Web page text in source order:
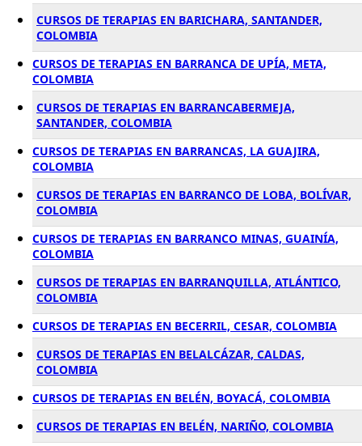
CURSOS DE TERAPIAS EN BARICHARA, SANTANDER,
COLOMBIA
CURSOS DE TERAPIAS EN BARRANCA DE UPÍA, META,
COLOMBIA
CURSOS DE TERAPIAS EN BARRANCABERMEJA,
SANTANDER, COLOMBIA
CURSOS DE TERAPIAS EN BARRANCAS, LA GUAJIRA,
COLOMBIA
CURSOS DE TERAPIAS EN BARRANCO DE LOBA, BOLÍVAR,
COLOMBIA
CURSOS DE TERAPIAS EN BARRANCO MINAS, GUAINÍA,
COLOMBIA
CURSOS DE TERAPIAS EN BARRANQUILLA, ATLÁNTICO,
COLOMBIA
CURSOS DE TERAPIAS EN BECERRIL, CESAR, COLOMBIA
CURSOS DE TERAPIAS EN BELALCÁZAR, CALDAS,
COLOMBIA
CURSOS DE TERAPIAS EN BELÉN, BOYACÁ, COLOMBIA
CURSOS DE TERAPIAS EN BELÉN, NARIÑO, COLOMBIA